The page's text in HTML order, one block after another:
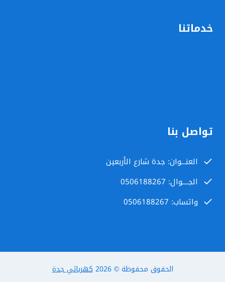
خدماتنا
تواصل بنا
العنـــوان: جدة شارع الأربعين
الجــــوال: 0506188267
واتساب: 0506188267
الحقوق محفوظة © 2026
كهربائي جدة